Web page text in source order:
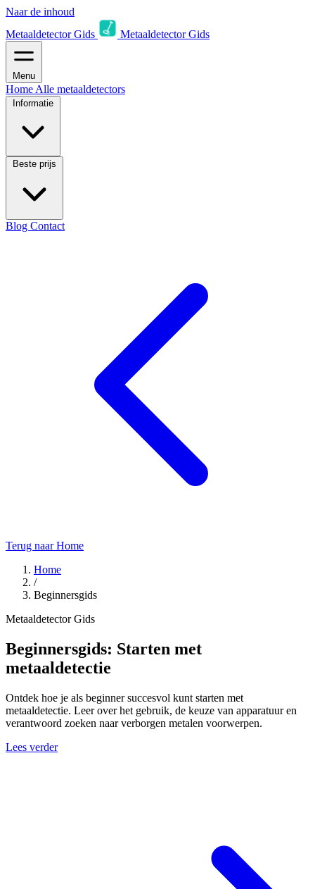
Naar de inhoud
Metaaldetector Gids
Metaaldetector Gids
Menu
Home Alle metaaldetectors
Informatie
Beste prijs
Blog Contact
Terug naar Home
Home
/
Beginnersgids
Metaaldetector Gids
Beginnersgids: Starten met
metaaldetectie
Ontdek hoe je als beginner succesvol kunt starten met
metaaldetectie. Leer over het gebruik, de keuze van apparatuur en
verantwoord zoeken naar verborgen metalen voorwerpen.
Lees verder